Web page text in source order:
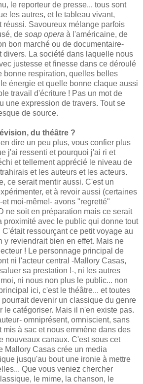
le reporteur de presse... tous sont
les autres, et le tableau vivant,
réussi. Savoureux mélange parfois
de soap opera à l'américaine, de
bon marché ou de documentaire-
divers. La société dans laquelle nous
justesse et finesse dans ce déroulé
bonne respiration, quelles belles
énergie et quelle bonne claque aussi
travail d'écriture ! Pas un mot de
une expression de travers. Tout se
de source.
du théâtre ?
dire un peu plus, vous confier plus
j'ai ressenti et pourquoi j'ai ri et
et tellement apprécié le niveau de
et les auteurs et les acteurs.
ce serait mentir aussi. C'est un
et à revoir aussi (certaines
moi-même!- avons "regretté"
ne soit en préparation mais ce serait
proximité avec le public qui donne tout
ressourçant ce petit voyage au
y reviendrait bien en effet. Mais ne
! Le personnage principal de
ni l'acteur central -Mallory Casas,
sa prestation !-, ni les autres
ni nous non plus le public... non
ici, c'est le théâtre... et toutes
devenir un classique du genre
le catégoriser. Mais il n'en existe pas.
omniprésent, omniscient, sans
mis à sac et nous emmène dans des
nouveaux canaux. C'est sous cet
Mallory Casas crée un media
jusqu'au bout une ironie à mettre
Que vous veniez chercher
le mime, la chanson, le